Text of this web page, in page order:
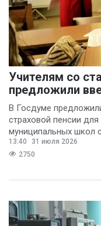
Учителям со
предложили
В Госдуме
страховой пенсии для
муниципальных школ
13:40
31 июля 2026
2750